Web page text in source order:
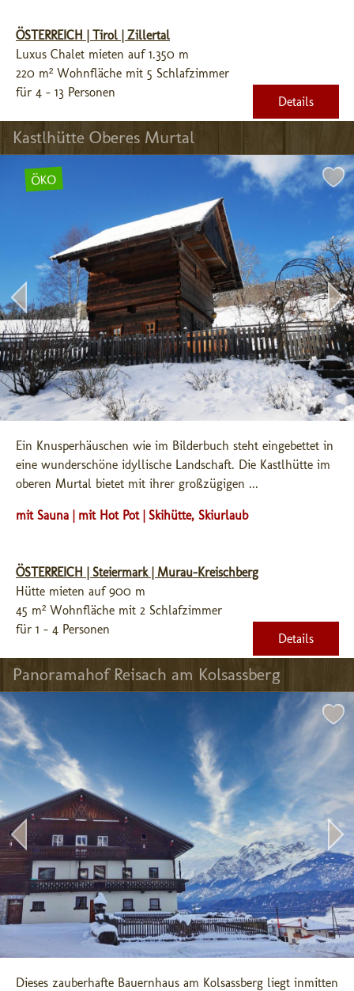
ÖSTERREICH | Tirol | Zillertal
Luxus Chalet mieten auf 1.350 m
220 m² Wohnfläche mit 5 Schlafzimmer
für 4 - 13 Personen
Details
Kastlhütte Oberes Murtal
ÖKO
Ein Knusperhäuschen wie im Bilderbuch steht eingebettet in
eine wunderschöne idyllische Landschaft. Die Kastlhütte im
oberen Murtal bietet mit ihrer großzügigen ...
mit Sauna | mit Hot Pot | Skihütte, Skiurlaub
ÖSTERREICH | Steiermark | Murau-Kreischberg
Hütte mieten auf 900 m
45 m² Wohnfläche mit 2 Schlafzimmer
für 1 - 4 Personen
Details
Panoramahof Reisach am Kolsassberg
Dieses zauberhafte Bauernhaus am Kolsassberg liegt inmitten